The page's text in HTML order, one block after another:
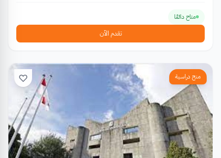
متاح دائمًا
تقدم الآن
منح دراسية